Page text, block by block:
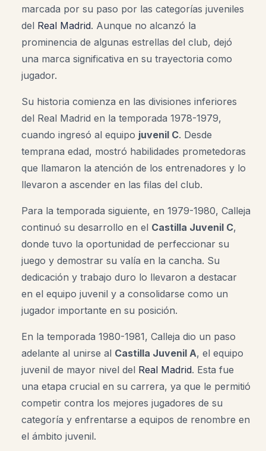
marcada por su paso por las categorías juveniles
del Real Madrid. Aunque no alcanzó la
prominencia de algunas estrellas del club, dejó
una marca significativa en su trayectoria como
jugador.
Su historia comienza en las divisiones inferiores
del Real Madrid en la temporada 1978-1979,
cuando ingresó al equipo juvenil C. Desde
temprana edad, mostró habilidades prometedoras
que llamaron la atención de los entrenadores y lo
llevaron a ascender en las filas del club.
Para la temporada siguiente, en 1979-1980, Calleja
continuó su desarrollo en el Castilla Juvenil C,
donde tuvo la oportunidad de perfeccionar su
juego y demostrar su valía en la cancha. Su
dedicación y trabajo duro lo llevaron a destacar
en el equipo juvenil y a consolidarse como un
jugador importante en su posición.
En la temporada 1980-1981, Calleja dio un paso
adelante al unirse al Castilla Juvenil A, el equipo
juvenil de mayor nivel del Real Madrid. Esta fue
una etapa crucial en su carrera, ya que le permitió
competir contra los mejores jugadores de su
categoría y enfrentarse a equipos de renombre en
el ámbito juvenil.